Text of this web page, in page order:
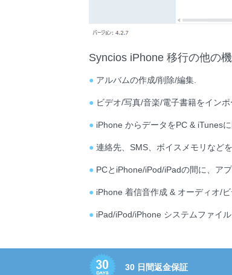
Syncios iPhone 移行の他の
● アルバムの作成/削除/編集.
● ビデオ/写真/音楽/電子書籍をインポ
● iPhone からデータをPC & iTunesに
● 連絡先、SMS、ボイスメモリなど
● PCとiPhone/iPod/iPadの間に、アプ
● iPhone 着信音作成 & オーディオ/ビ
● iPad/iPod/iPhone システムファイ
30 日間返金保証